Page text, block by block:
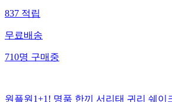
837적립
무료배송
710명구매중